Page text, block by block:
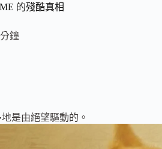
的殘酷真相
鐘
是由絕望驅動的。